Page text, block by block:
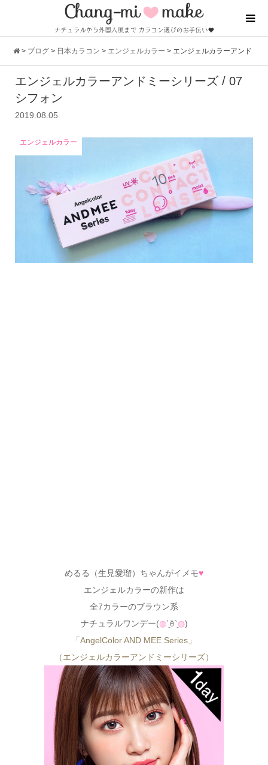
> ブログ > 日本カラコン > エンジェルカラー > エンジェルカラーアンド
ミーシリーズ / 07 シフォン
エンジェルカラーアンドミーシリーズ / 07
シフォン
2019.08.05
エンジェルカラー
めるる（生見愛瑠）ちゃんがイメモ♥
エンジェルカラーの新作は
全7カラーのブラウン系
ナチュラルワンデー(◍´͈ꈊ`͈◍)
「AngelColor AND MEE Series」
（エンジェルカラーアンドミーシリーズ）